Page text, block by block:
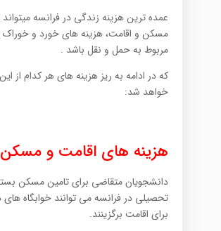
عمده ترین هزینه زندگی در فرانسه
مسکن و اقامت، هزینه های خورد و خوراک
مربوط به حمل و نقل باشد .
که در ادامه به ریز هزینه های هر کدام از
خواهد شد:
هزینه های اقامت و
دانشجویان متقاضی برای تامین مسکن
تحصیلی در فرانسه می توانند خوابگاه
برای اقامت برگزینند.